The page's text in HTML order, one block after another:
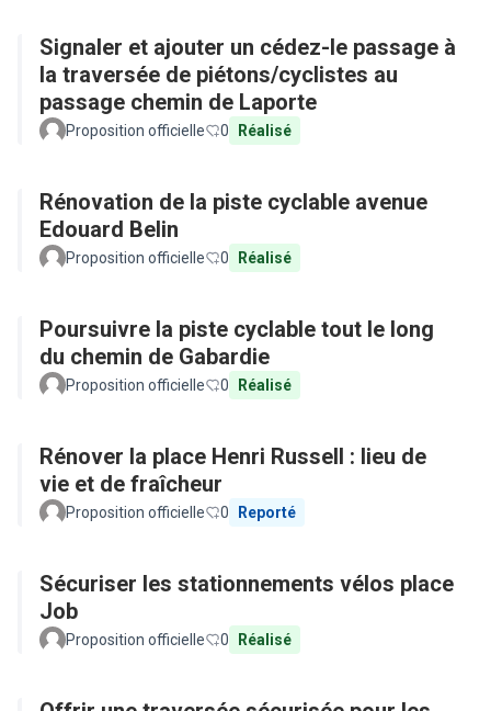
Signaler et ajouter un cédez-le passage à
la traversée de piétons/cyclistes au
passage chemin de Laporte
Proposition officielle 0 Réalisé
Rénovation de la piste cyclable avenue
Edouard Belin
Proposition officielle 0 Réalisé
Poursuivre la piste cyclable tout le long
du chemin de Gabardie
Proposition officielle 0 Réalisé
Rénover la place Henri Russell : lieu de
vie et de fraîcheur
Proposition officielle 0 Reporté
Sécuriser les stationnements vélos place
Job
Proposition officielle 0 Réalisé